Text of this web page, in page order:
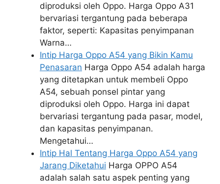
diproduksi oleh Oppo. Harga Oppo A31
bervariasi tergantung pada beberapa
faktor, seperti: Kapasitas penyimpanan
Warna…
Intip Harga Oppo A54 yang Bikin Kamu
Penasaran Harga Oppo A54 adalah harga
yang ditetapkan untuk membeli Oppo
A54, sebuah ponsel pintar yang
diproduksi oleh Oppo. Harga ini dapat
bervariasi tergantung pada pasar, model,
dan kapasitas penyimpanan.
Mengetahui…
Intip Hal Tentang Harga Oppo A54 yang
Jarang Diketahui Harga OPPO A54
adalah salah satu aspek penting yang